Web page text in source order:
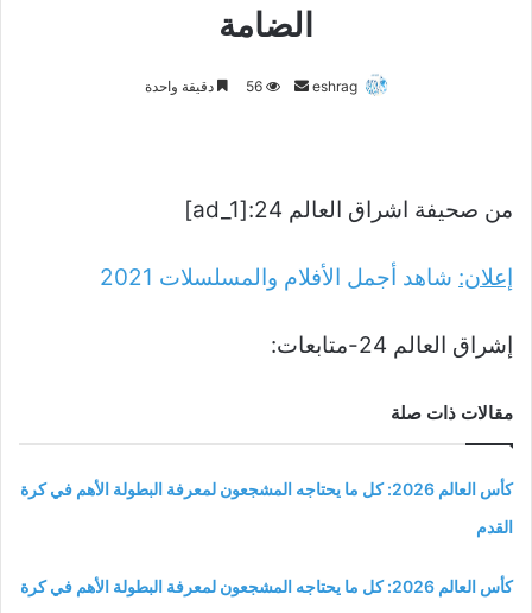
الضامة
eshrag
أرسل56 دقيقة واحدة
من صحيفة اشراق العالم 24:[ad_1]
إعلان: شاهد أجمل الأفلام والمسلسلات 2021
إشراق العالم 24-متابعات:
مقالات ذات صلة
كأس العالم 2026: كل ما يحتاجه المشجعون لمعرفة البطولة الأهم في كرة
القدم
كأس العالم 2026: كل ما يحتاجه المشجعون لمعرفة البطولة الأهم في كرة